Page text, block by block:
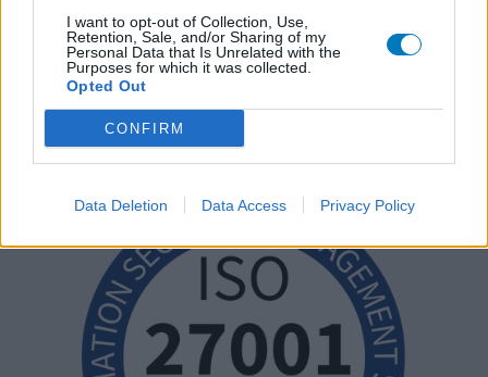
I want to opt-out of Collection, Use,
Retention, Sale, and/or Sharing of my
Personal Data that Is Unrelated with the
Purposes for which it was collected.
Opted Out
CONFIRM
Data Deletion Data Access Privacy Policy